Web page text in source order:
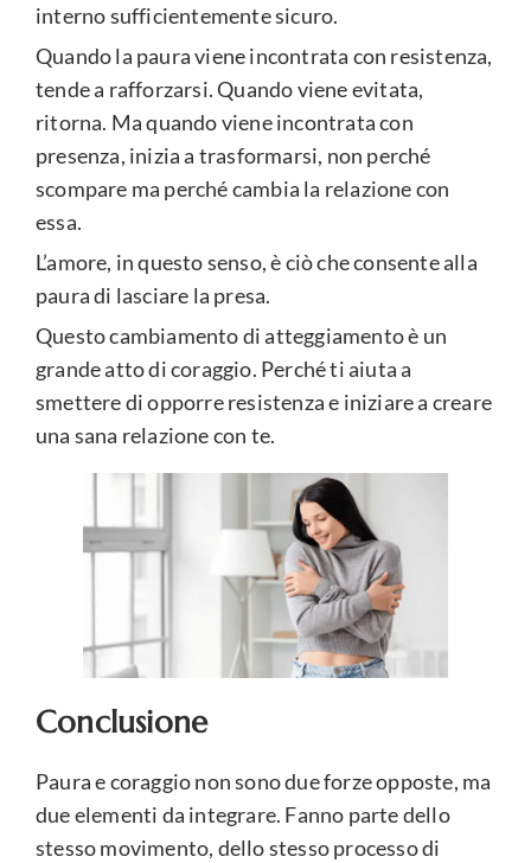
interno sufficientemente sicuro.
Quando la paura viene incontrata con resistenza,
tende a rafforzarsi. Quando viene evitata,
ritorna. Ma quando viene incontrata con
presenza, inizia a trasformarsi, non perché
scompare ma perché cambia la relazione con
essa.
L’amore, in questo senso, è ciò che consente alla
paura di lasciare la presa.
Questo cambiamento di atteggiamento è un
grande atto di coraggio. Perché ti aiuta a
smettere di opporre resistenza e iniziare a creare
una sana relazione con te.
Conclusione
Paura e coraggio non sono due forze opposte, ma
due elementi da integrare. Fanno parte dello
stesso movimento, dello stesso processo di